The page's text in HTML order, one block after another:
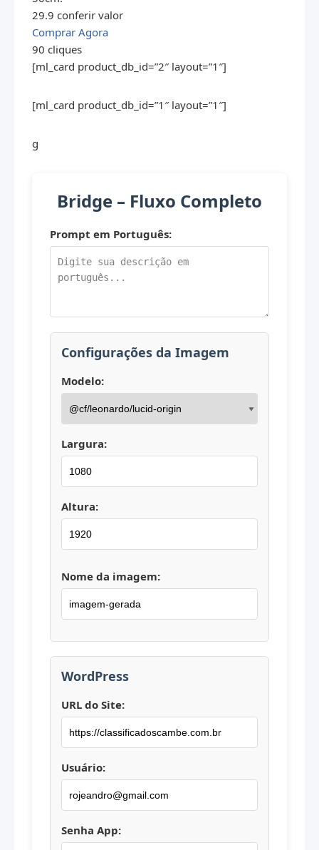
29.9 conferir valor
Comprar Agora
90 cliques
[ml_card product_db_id=”2″ layout=”1″]
[ml_card product_db_id=”1″ layout=”1″]
g
Bridge – Fluxo Completo
Prompt em Português:
Configurações da Imagem
Modelo:
Largura:
Altura:
Nome da imagem:
WordPress
URL do Site:
Usuário:
Senha App: